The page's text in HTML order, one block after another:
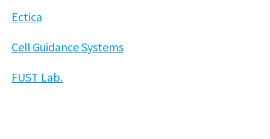
Ectica
Cell Guidance Systems
FUST Lab.